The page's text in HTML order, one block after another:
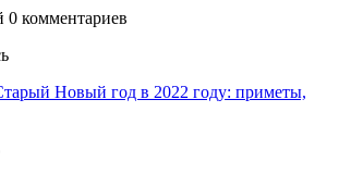
0 комментариев
Новый год в 2022 году: приметы,